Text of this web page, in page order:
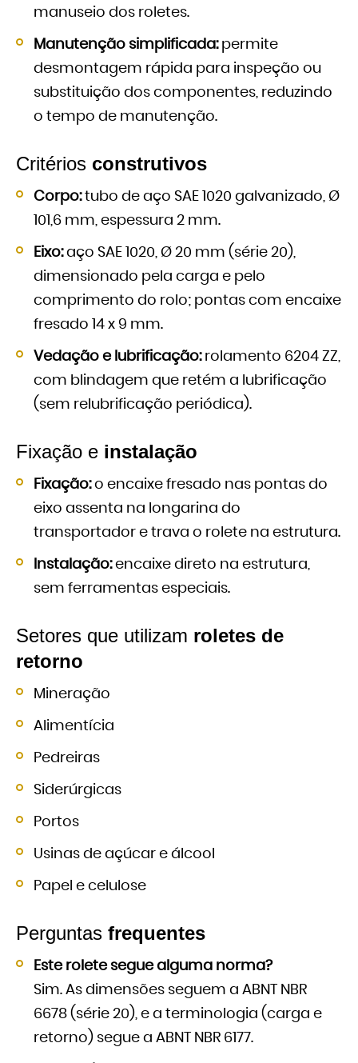
manuseio dos roletes.
Manutenção simplificada:permite
desmontagem rápida para inspeção ou
substituição dos componentes, reduzindo
o tempo de manutenção.
Critérios construtivos
Corpo:tubo de aço SAE 1020 galvanizado, Ø
101,6 mm, espessura 2 mm.
Eixo:aço SAE 1020, Ø 20 mm (série 20),
dimensionado pela carga e pelo
comprimento do rolo; pontas com encaixe
fresado 14 x 9 mm.
Vedação e lubrificação:rolamento 6204 ZZ,
com blindagem que retém a lubrificação
(sem relubrificação periódica).
Fixação e instalação
Fixação:o encaixe fresado nas pontas do
eixo assenta na longarina do
transportador e trava o rolete na estrutura.
Instalação:encaixe direto na estrutura,
sem ferramentas especiais.
Setores que utilizam roletes de
retorno
Mineração
Alimentícia
Pedreiras
Siderúrgicas
Portos
Usinas de açúcar e álcool
Papel e celulose
Perguntas frequentes
Este rolete segue alguma norma?
Sim. As dimensões seguem a ABNT NBR
6678 (série 20), e a terminologia (carga e
retorno) segue a ABNT NBR 6177.